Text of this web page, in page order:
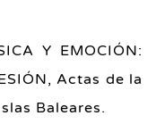
Y EMOCIÓN:
Actas de la
Baleares.